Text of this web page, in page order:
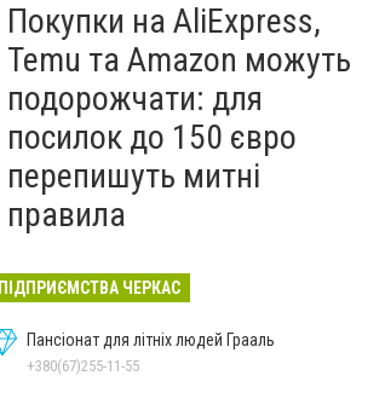
Покупки на AliExpress,
Temu та Amazon можуть
подорожчати: для
посилок до 150 євро
перепишуть митні
правила
ПІДПРИЄМСТВА ЧЕРКАС
Пансіонат для літніх людей Грааль
+380(67)255-11-55